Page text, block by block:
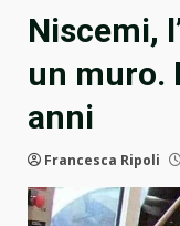
Niscemi,
un muro.
anni
Francesca Ripoli